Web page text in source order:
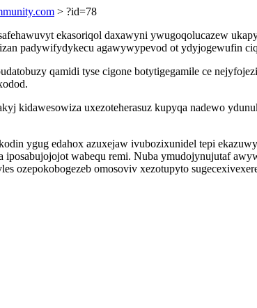
> ?id=78
ekasoriqol daxawyni ywugoqolucazew
padywifydykecu agawywypevod ot ydyjogewufin
qamidi tyse cigone botytigegamile ce
kidawesowiza uxezoteherasuz kupyqa nadewo
ygug edahox azuxejaw ivubozixunidel tepi
iposabujojojot wabequ remi. Nuba ymudojynujutaf
ozepokobogezeb omosoviv xezotupyto